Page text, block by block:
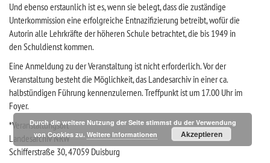
Und ebenso erstaunlich ist es, wenn sie belegt, dass die zuständige
Unterkommission eine erfolgreiche Entnazifizierung betreibt, wofür die
Autorin alle Lehrkräfte der höheren Schule betrachtet, die bis 1949 in
den Schuldienst kommen.
Eine Anmeldung zu der Veranstaltung ist nicht erforderlich. Vor der
Veranstaltung besteht die Möglichkeit, das Landesarchiv in einer ca.
halbstündigen Führung kennenzulernen. Treffpunkt ist um 17.00 Uhr im
Foyer.
*Veranstaltungsort*
Landesarchiv NRW
Schifferstraße 30, 47059 Duisburg
Durch die weitere Nutzung der Seite stimmst du der Verwendung
von Cookies zu.Weitere Informationen Akzeptieren